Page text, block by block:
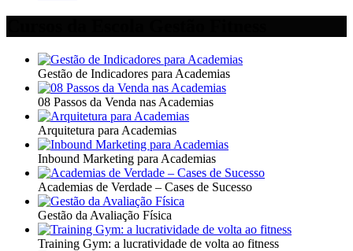
Gestão de Indicadores para Academias
08 Passos da Venda nas Academias
Arquitetura para Academias
Inbound Marketing para Academias
Academias de Verdade – Cases de Sucesso
Gestão da Avaliação Física
Training Gym: a lucratividade de volta ao fitness